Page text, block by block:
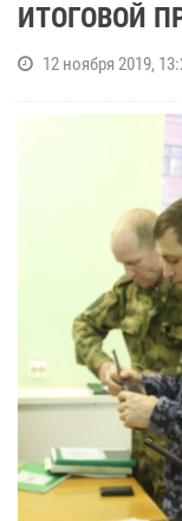
ИТОГОВОЙ
12 ноября 2019,